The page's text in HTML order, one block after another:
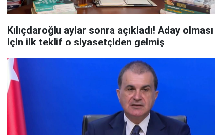
Kılıçdaroğlu aylar sonra açıkladı! Aday olması
için ilk teklif o siyasetçiden gelmiş